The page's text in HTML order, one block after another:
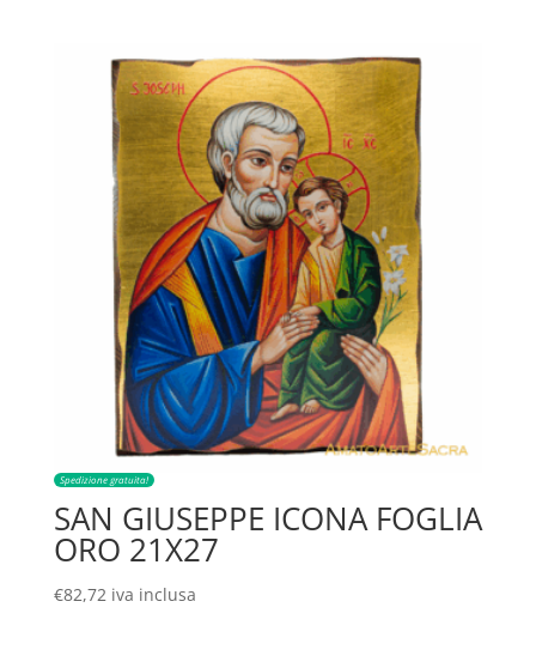
Spedizione gratuita!
SAN GIUSEPPE ICONA FOGLIA
ORO 21X27
€82,72 iva inclusa